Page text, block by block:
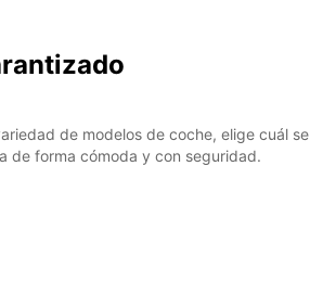
de modelos de coche, elige cuál se
de forma cómoda y con seguridad.